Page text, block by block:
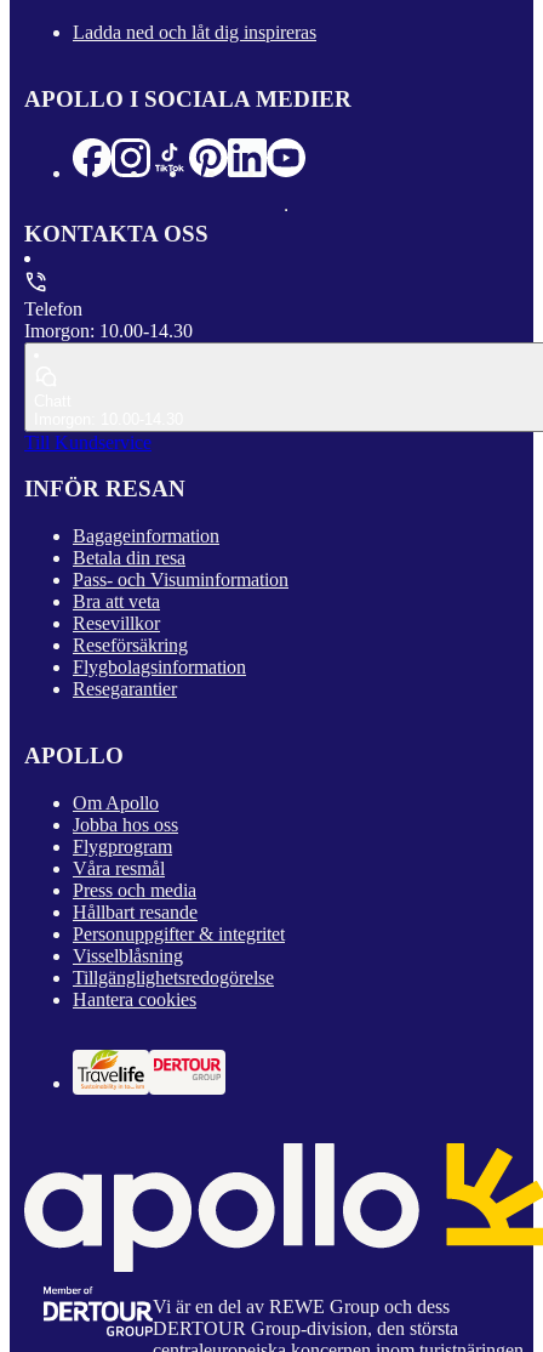
Ladda ned och låt dig inspireras
APOLLO I SOCIALA MEDIER
KONTAKTA OSS
Telefon
Imorgon: 10.00-14.30
Till Kundservice
INFÖR RESAN
Bagageinformation
Betala din resa
Pass- och Visuminformation
Bra att veta
Resevillkor
Reseförsäkring
Flygbolagsinformation
Resegarantier
APOLLO
Om Apollo
Jobba hos oss
Flygprogram
Våra resmål
Press och media
Hållbart resande
Personuppgifter & integritet
Visselblåsning
Tillgänglighetsredogörelse
Hantera cookies
Vi är en del av REWE Group och dess
DERTOUR Group-division, den största